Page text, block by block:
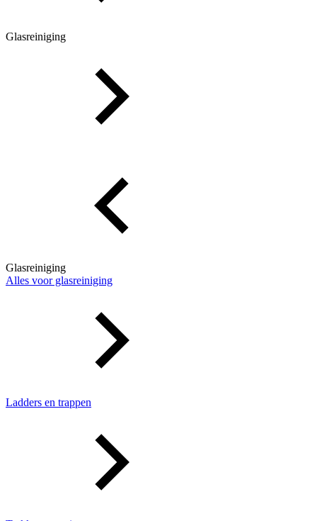
Glasreiniging
Glasreiniging
Alles voor glasreiniging
Ladders en trappen